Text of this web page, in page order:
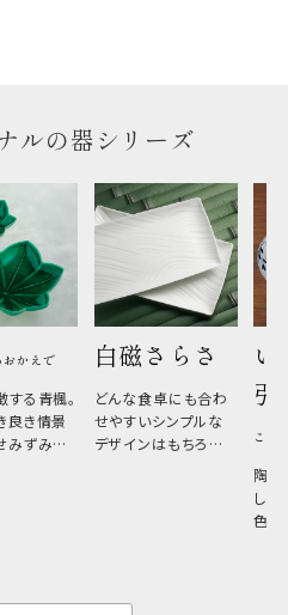
ルの器シリーズ
おかえで
る青楓。
良き情景
みずみず
白磁さらさ
どんな食卓にも合わ
せやすいシンプルな
デザインはもちろん、
い
こひ
陶器
しい
色の